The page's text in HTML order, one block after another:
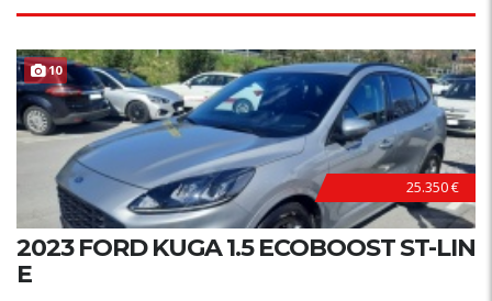
10 TOP STANJE !
25.350 €
2023 FORD KUGA 1.5 ECOBOOST ST-LIN
E